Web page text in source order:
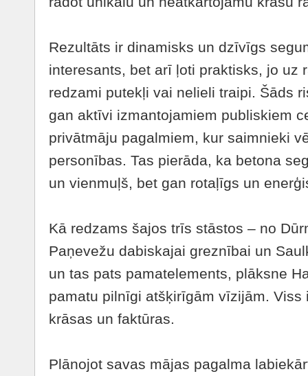
Rezultāts ir dinamisks un dzīvīgs
interesants, bet arī ļoti praktisks, jo uz
redzami putekļi vai nelieli traipi. Šāds
gan aktīvi izmantojamiem publiskiem
privātmāju pagalmiem, kur saimnieki
personības. Tas pierāda, ka betona
un vienmuļš, bet gan rotaļīgs un
Kā redzams šajos trīs stāstos – no
Paņevežu dabiskajai greznībai un
un tas pats pamatelements, plāksne
pamatu pilnīgi atšķirīgām vīzijām.
krāsas un faktūras.
Plānojot savas mājas pagalma